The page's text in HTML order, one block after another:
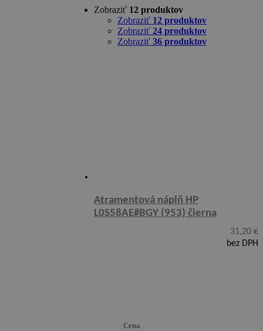
Zobraziť 12 produktov
Zobraziť 12 produktov
Zobraziť 24 produktov
Zobraziť 36 produktov
Atramentová náplň HP
L0S58AE#BGY (953) čierna
31,20 €
bez DPH
Cena